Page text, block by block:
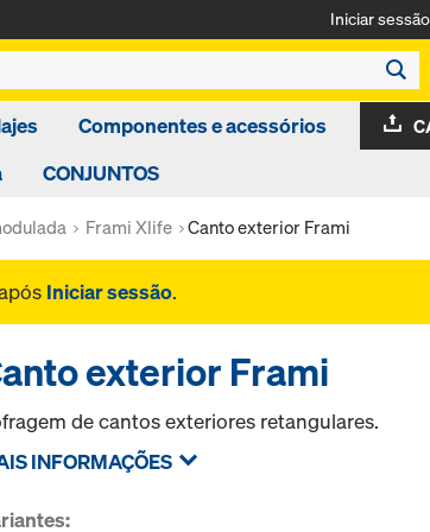
Iniciar sessão
Componentes e acessórios
CONJUNTOS
Frami Xlife Canto exterior Frami
Iniciar sessão.
exterior Frami
de cantos exteriores retangulares.
INFORMAÇÕES